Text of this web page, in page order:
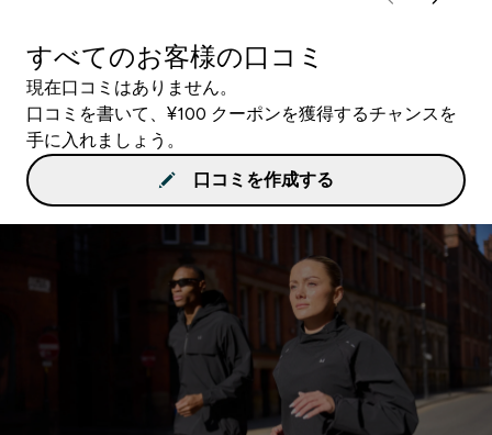
すべてのお客様の口コミ
現在口コミはありません。
口コミを書いて、¥100 クーポンを獲得するチャンスを
手に入れましょう。
口コミを作成する